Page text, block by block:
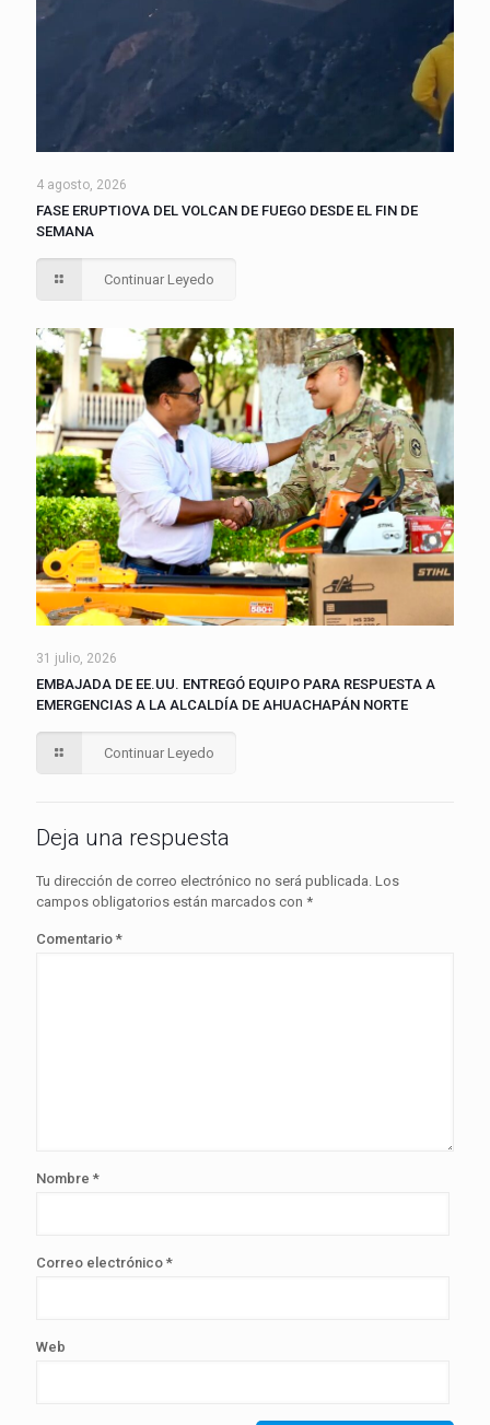
4 agosto, 2026
FASE ERUPTIOVA DEL VOLCAN DE FUEGO DESDE EL FIN DE
SEMANA
Continuar Leyedo
31 julio, 2026
EMBAJADA DE EE.UU. ENTREGÓ EQUIPO PARA RESPUESTA A
EMERGENCIAS A LA ALCALDÍA DE AHUACHAPÁN NORTE
Continuar Leyedo
Deja una respuesta
Tu dirección de correo electrónico no será publicada. Los
campos obligatorios están marcados con *
Comentario *
Nombre *
Correo electrónico *
Web